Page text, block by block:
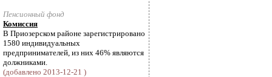
Пенсионный фонд
Комиссия
В Приозерском районе зарегистрировано
1580 индивидуальных
предпринимателей, из них 46% являются
должниками.
(добавлено 2013-12-21 )